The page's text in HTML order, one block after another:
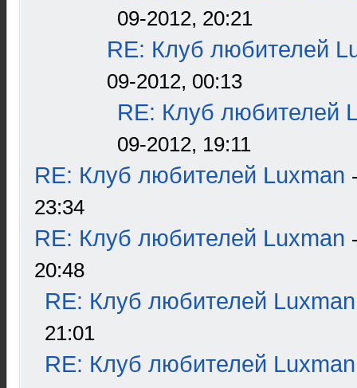
09-2012, 20:21
RE: Клуб любителей
09-2012, 00:13
RE: Клуб любителей
09-2012, 19:11
RE: Клуб любителей Luxman
23:34
RE: Клуб любителей Luxman
20:48
RE: Клуб любителей Luxman
21:01
RE: Клуб любителей Luxman